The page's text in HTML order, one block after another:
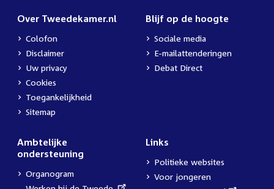
Over Tweedekamer.nl
Colofon
Disclaimer
Uw privacy
Cookies
Toegankelijkheid
Sitemap
Blijf op de hoogte
Sociale media
E-mailattenderingen
Debat Direct
Ambtelijke
ondersteuning
Organogram
Links
Politieke websites
Voor jongeren